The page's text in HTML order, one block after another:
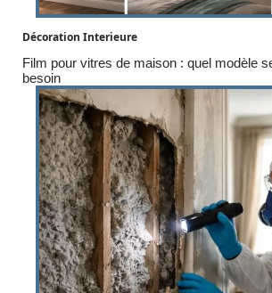
Décoration Interieure
Film pour vitres de maison : quel modèle
besoin